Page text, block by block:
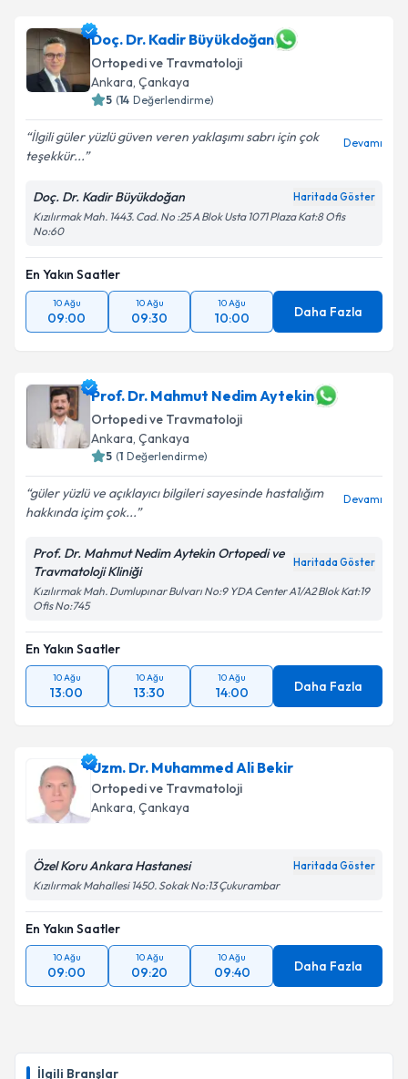
İlgili Branşlar
E-posta Adresiniz
Kişisel verilerimin işlenmesine ilişkinAydınlatma
Metni
Doç. Dr. Kadir Büyükdoğan
Ortopedi ve Travmatoloji
Ankara, Çankaya
5 (14 Değerlendirme)
İlgili güler yüzlü güven veren yaklaşımı sabrı için çok
teşekkür...
Devamı
Doç. Dr. Kadir Büyükdoğan Haritada Göster
Kızılırmak Mah. 1443. Cad. No :25 A Blok Usta 1071 Plaza Kat:8 Ofis
No:60
En Yakın Saatler
10 Ağu
09:00
10 Ağu
09:30
10 Ağu
10:00 Daha Fazla
Prof. Dr. Mahmut Nedim Aytekin
Ortopedi ve Travmatoloji
Ankara, Çankaya
5 (1 Değerlendirme)
güler yüzlü ve açıklayıcı bilgileri sayesinde hastalığım
hakkında içim çok...
Devamı
Prof. Dr. Mahmut Nedim Aytekin Ortopedi ve
Travmatoloji Kliniği
Haritada Göster
Kızılırmak Mah. Dumlupınar Bulvarı No:9 YDA Center A1/A2 Blok Kat:19
Ofis No:745
En Yakın Saatler
10 Ağu
13:00
10 Ağu
13:30
10 Ağu
14:00 Daha Fazla
Uzm. Dr. Muhammed Ali Bekir
Ortopedi ve Travmatoloji
Ankara, Çankaya
Özel Koru Ankara Hastanesi Haritada Göster
Kızılırmak Mahallesi 1450. Sokak No:13 Çukurambar
En Yakın Saatler
10 Ağu
09:00
10 Ağu
09:20
10 Ağu
09:40 Daha Fazla